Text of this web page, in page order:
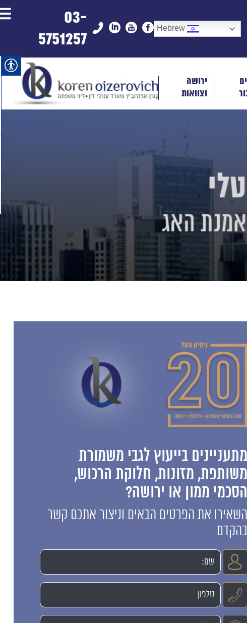
Hebrew
03-
5751257
ירושה
וצוואות
מתעניינים בייעוץ לגבי משמורת
משותפת, מזונות, חלוקת הרכוש,
הסכמי ממון או ירושה?
השאירו את הפרטים הבאים וניצור אתכם קשר
בהקדם